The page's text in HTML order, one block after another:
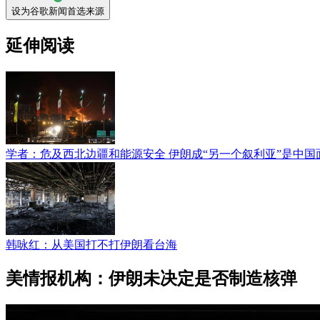
设为谷歌新闻首选来源
延伸阅读
学者：危及西北边疆和能源安全 伊朗成“另一个叙利亚”是中国
韩咏红：从美国打不打伊朗看台海
美情报机构：伊朗未决定是否制造核弹